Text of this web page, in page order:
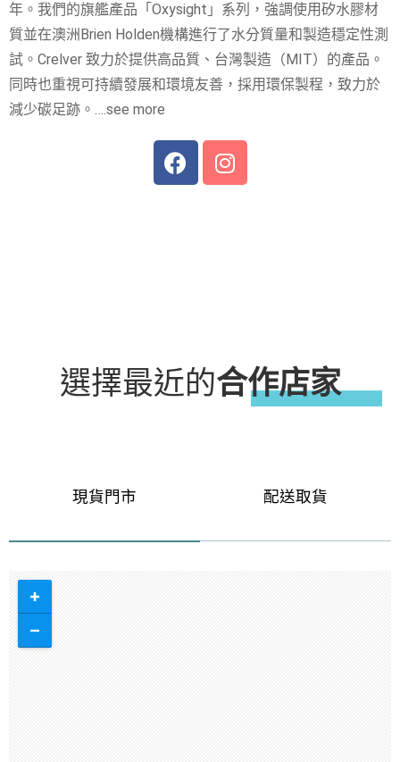
年。我們的旗艦產品「Oxysight」系列，強調使用矽水膠材
質並在澳洲Brien Holden機構進行了水分質量和製造穩定性測
試。Crelver 致力於提供高品質、台灣製造（MIT）的產品。
同時也重視可持續發展和環境友善，採用環保製程，致力於
減少碳足跡。….see more
選擇最近的合作店家
現貨門市 配送取貨